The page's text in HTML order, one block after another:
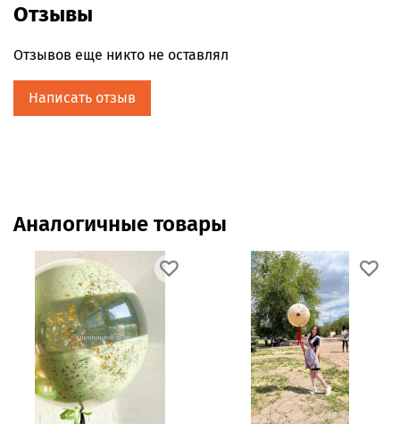
Отзывы
Отзывов еще никто не оставлял
Написать отзыв
Аналогичные товары